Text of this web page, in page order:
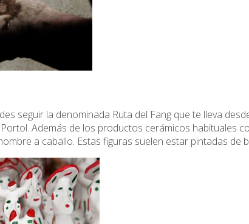
seguir la denominada Ruta del Fang que te lleva
Además de los productos cerámicos habituales
a caballo. Estas figuras suelen estar pintadas